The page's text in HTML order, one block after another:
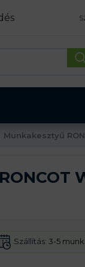
Munkakesztyű
Szállítás: 3-5